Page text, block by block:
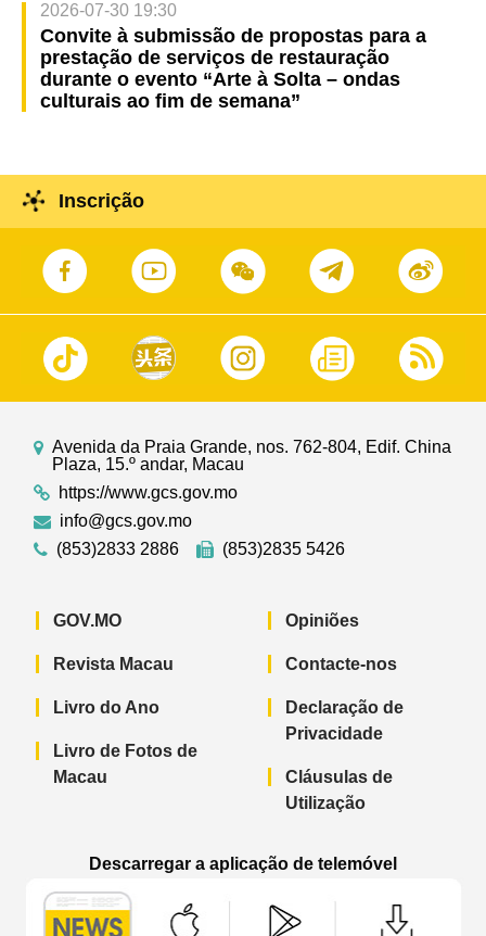
2026-07-30 19:30
Convite à submissão de propostas para a
prestação de serviços de restauração
durante o evento “Arte à Solta – ondas
culturais ao fim de semana”
Inscrição
Avenida da Praia Grande, nos. 762-804, Edif. China
Plaza, 15.º andar, Macau
https://www.gcs.gov.mo
info@gcs.gov.mo
(853)2833 2886
(853)2835 5426
GOV.MO
Revista Macau
Livro do Ano
Livro de Fotos de
Macau
Opiniões
Contacte-nos
Declaração de
Privacidade
Cláusulas de
Utilização
Descarregar a aplicação de telemóvel